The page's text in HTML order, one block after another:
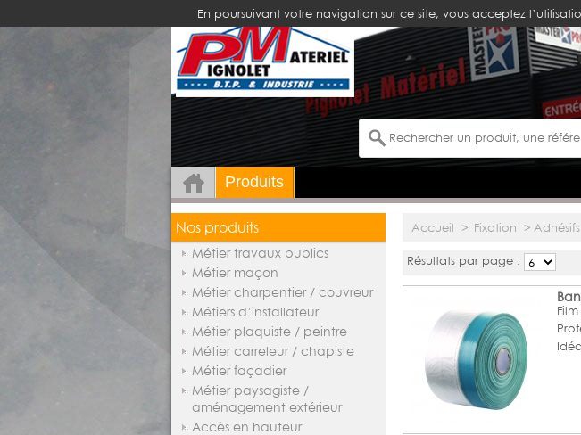
En poursuivant votre navigation sur ce site, vous acceptez
Produits
Accueil > Fixation > Adhésifs
Résultats par page :
Nos produits
Métier travaux publics
Métier maçon
Métier charpentier / couvreur
Métiers d’installateur
Métier plaquiste / peintre
Métier carreleur / chapiste
Métier façadier
Métier paysagiste /
aménagement extérieur
Accès en hauteur